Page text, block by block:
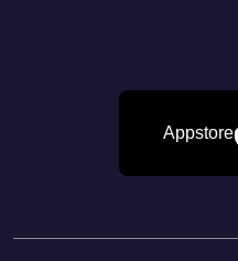
Appstore